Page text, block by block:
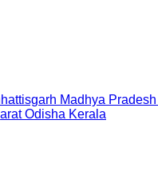
Madhya Pradesh
Odisha Kerala